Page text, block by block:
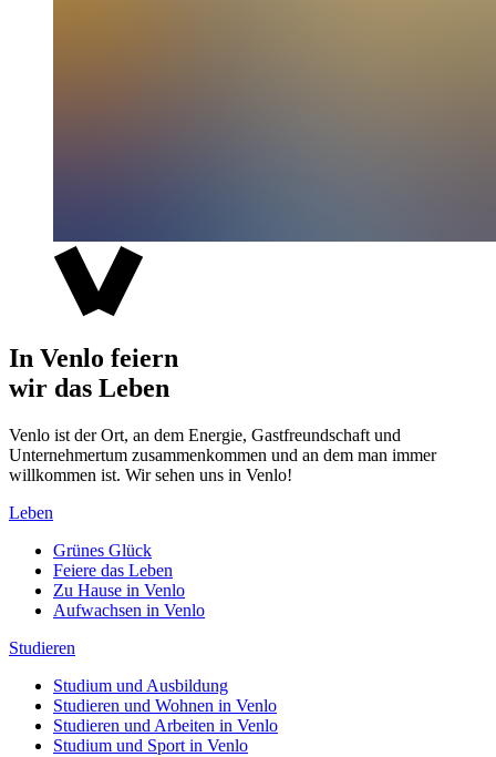
In Venlo feiern
wir das Leben
Venlo ist der Ort, an dem Energie, Gastfreundschaft und
Unternehmertum zusammenkommen und an dem man immer
willkommen ist. Wir sehen uns in Venlo!
Leben
Grünes Glück
Feiere das Leben
Zu Hause in Venlo
Aufwachsen in Venlo
Studieren
Studium und Ausbildung
Studieren und Wohnen in Venlo
Studieren und Arbeiten in Venlo
Studium und Sport in Venlo